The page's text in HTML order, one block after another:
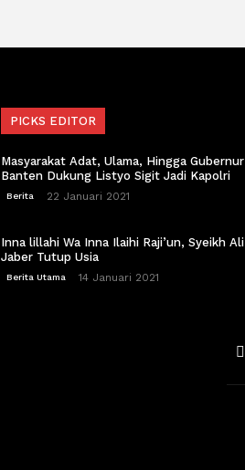
PICKS EDITOR
Masyarakat Adat, Ulama, Hingga Gubernur
Banten Dukung Listyo Sigit Jadi Kapolri
Berita 22 Januari 2021
Inna lillahi Wa Inna Ilaihi Raji’un, Syeikh Ali
Jaber Tutup Usia
Berita Utama 14 Januari 2021